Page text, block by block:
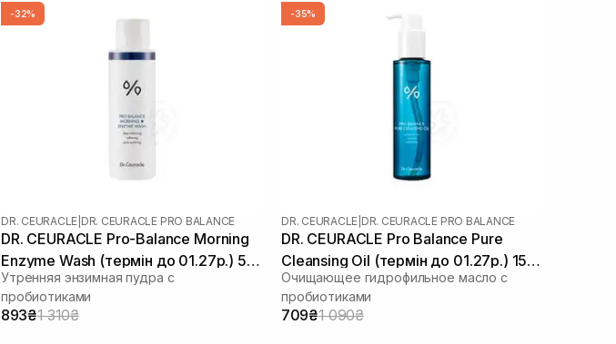
-32%
DR. CEURACLE DR. CEURACLE PRO BALANCE
DR. CEURACLE Pro-Balance Morning
Enzyme Wash (термін до 01.27р.) 50
г
Утренняя энзимная пудра с
пробиотиками
893₴1 310₴
-35%
DR. CEURACLE DR. CEURACLE PRO BALANCE
DR. CEURACLE Pro Balance Pure
Cleansing Oil (термін до 01.27р.) 155
мл
Очищающее гидрофильное масло с
пробиотиками
709₴1 090₴